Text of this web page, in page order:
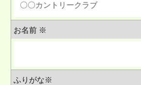
お名前 ※
ふりがな※